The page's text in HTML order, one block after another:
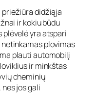
didžiąja
ir kokiu būdu
plėvelė yra atspari
plovimas
plauti automobilį
ir minkštas
cheminių
jos gali